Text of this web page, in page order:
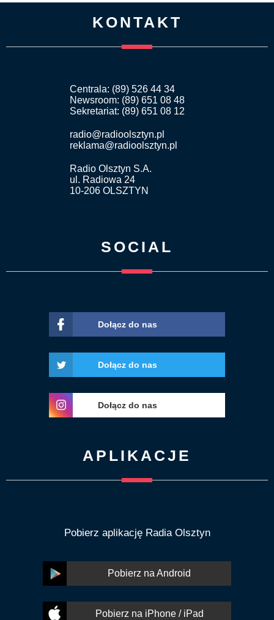
KONTAKT
Centrala: (89) 526 44 34
Newsroom: (89) 651 08 48
Sekretariat: (89) 651 08 12
radio@radioolsztyn.pl
reklama@radioolsztyn.pl
Radio Olsztyn S.A.
ul. Radiowa 24
10-206 OLSZTYN
SOCIAL
Dołącz do nas
Dołącz do nas
Dołącz do nas
APLIKACJE
Pobierz aplikację Radia Olsztyn
Pobierz na Android
Pobierz na iPhone / iPad